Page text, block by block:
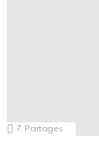
7 Partages